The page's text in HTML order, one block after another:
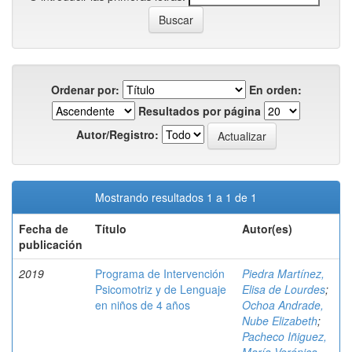
Ordenar por:
En orden:
Resultados por página
Autor/Registro:
Mostrando resultados 1 a 1 de 1
Fecha de
publicación
Título Autor(es)
2019
Programa de Intervención
Psicomotriz y de Lenguaje
en niños de 4 años
Piedra Martínez,
Elisa de Lourdes;
Ochoa Andrade,
Nube Elizabeth;
Pacheco Iñiguez,